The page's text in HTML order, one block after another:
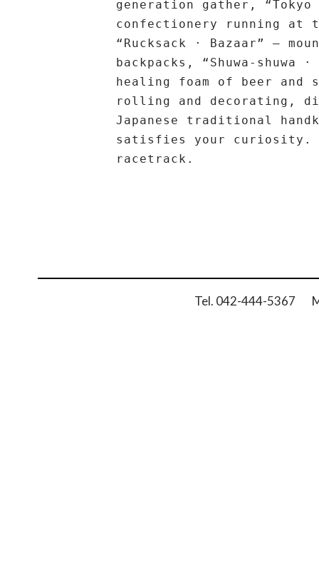
generation gather, “Tokyo
confectionery running
“Rucksack · Bazaar” –
backpacks, “Shuwa-
healing foam of beer and
rolling and decorating,
Japanese traditional
satisfies your curiosity.
racetrack.
Tel. 042-444-5367